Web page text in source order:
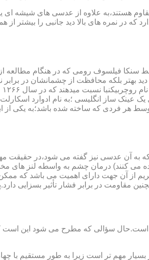
هستند،به علاوه از عدسی های شیشه ای
در نمره های بالا دید جانبی را بیشتر از
سنکا فیلسوف رومی که در هنگام مطالعه از
بهتر بلکه محافظت از چشمانشان در
کتاب خطوط و کلمات را درشت تر و واضح تر می دید.اما چیزی که مشخص است این است که در سال ۱۷۲۷ میلادی یک عینک
هر فردی که ساخته شده باشد؛به یکی از
به آن عدسی نیز گفته می شود،در حقیقت
می کنند) درمان چشم به واسطه لنز
از آن جهت دارای اهمیت می باشد که
مقاومت در برابر فشار تأثیر بسزایی
است.حال سؤالی که مطرح می شود این است
مهم تر است زیرا به طور مستقیم با